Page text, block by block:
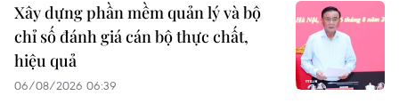
Xây dựng phần mềm quản lý và bộ
chỉ số đánh giá cán bộ thực chất,
hiệu quả
06/08/2026 06:39